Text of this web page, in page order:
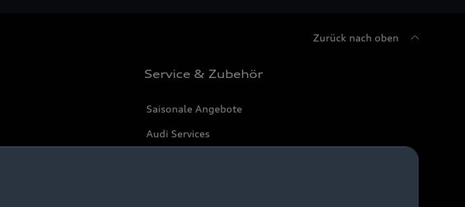
Zurück nach oben
Service & Zubehör
Saisonale Angebote
Audi Services